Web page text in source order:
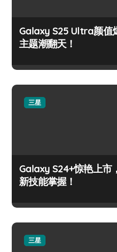
Galaxy S25 Ultra颜值
主题潮翻天！
三星
Galaxy S24+惊艳上市
新技能掌握！
三星